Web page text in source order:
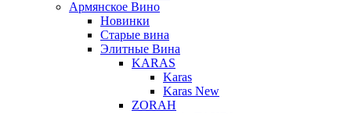
Армянское Вино
Новинки
Старые вина
Элитные Вина
KARAS
Karas
Karas New
ZORAH